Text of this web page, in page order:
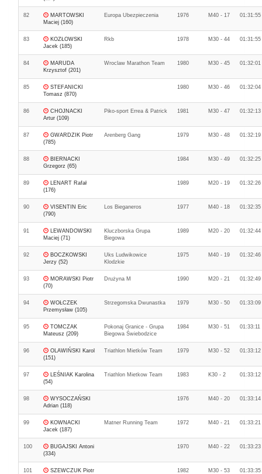
82
MARTOWSKI
Maciej (160)
Europa Ubezpieczenia 1976 M40 - 17 01:31:55
83
KOZŁOWSKI
Jacek (185)
Rkb 1978 M30 - 44 01:31:55
84
MARUDA
Krzysztof (201)
Wroclaw Marathon Team 1980 M30 - 45 01:32:01
85
STEFANICKI
Tomasz (870)
1980 M30 - 46 01:32:04
86
CHOJNACKI
Artur (109)
Piko-sport Errea & Patrick 1981 M30 - 47 01:32:13
87
GWARDZIK Piotr
(785)
Arenberg Gang 1979 M30 - 48 01:32:19
88
BIERNACKI
Grzegorz (65)
1984 M30 - 49 01:32:25
89
LENART Rafał
(176)
1989 M20 - 19 01:32:26
90
VISENTIN Eric
(790)
Los Bieganeros 1977 M40 - 18 01:32:35
91
LEWANDOWSKI
Maciej (71)
Kluczborska Grupa
Biegowa
1989 M20 - 20 01:32:44
92
BOCZKOWSKI
Jerzy (52)
Uks Ludwikowice
Klodzkie
1975 M40 - 19 01:32:46
93
MORAWSKI Piotr
(70)
Drużyna M 1990 M20 - 21 01:32:49
94
WOŁCZEK
Przemysław (105)
Strzegomska Dwunastka 1979 M30 - 50 01:33:09
95
TOMCZAK
Mateusz (209)
Pokonaj Granice - Grupa
Biegowa Świebodzice
1984 M30 - 51 01:33:11
96
OLAWIŃSKI Karol
(151)
Triathlon Mietków Team 1979 M30 - 52 01:33:12
97
LEŚNIAK Karolina
(54)
Triathlon Mietkow Team 1983 K30 - 2 01:33:12
98
WYSOCZAŃSKI
Adrian (118)
1976 M40 - 20 01:33:14
99
KOWNACKI
Jacek (187)
Matner Running Team 1972 M40 - 21 01:33:21
100
BUGAJSKI Antoni
(334)
1970 M40 - 22 01:33:23
101
SZEWCZUK Piotr
1982 M30 - 53 01:33:35